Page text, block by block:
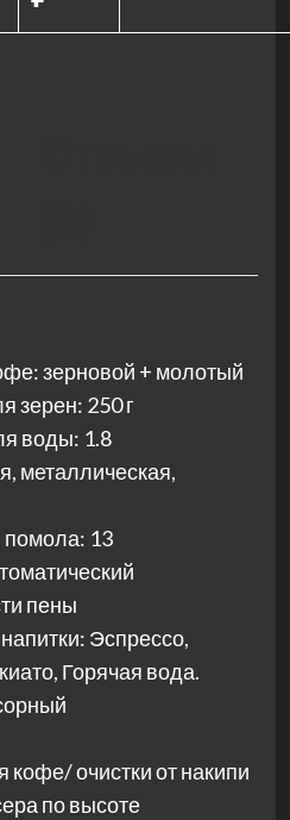
зерновой + молотый
зерен: 250 г
воды: 1.8
металлическая,
помола: 13
пены
Эспрессо,
Горячая вода.
кофе/ очистки от накипи
по высоте